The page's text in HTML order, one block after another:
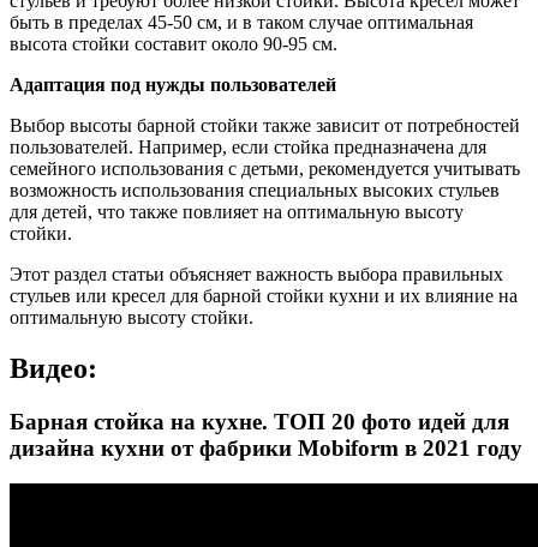
быть в пределах 45-50 см, и в таком случае оптимальная
высота стойки составит около 90-95 см.
Адаптация под нужды пользователей
Выбор высоты барной стойки также зависит от потребностей
пользователей. Например, если стойка предназначена для
семейного использования с детьми, рекомендуется учитывать
возможность использования специальных высоких стульев
для детей, что также повлияет на оптимальную высоту
стойки.
Этот раздел статьи объясняет важность выбора правильных
стульев или кресел для барной стойки кухни и их влияние на
оптимальную высоту стойки.
Видео:
Барная стойка на кухне. ТОП 20 фото идей для
дизайна кухни от фабрики Mobiform в 2021 году